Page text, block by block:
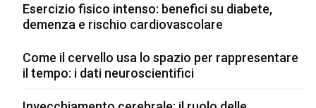
Esercizio fisico intenso: benefici su diabete,
demenza e rischio cardiovascolare
Come il cervello usa lo spazio per rappresentare
il tempo: i dati neuroscientifici